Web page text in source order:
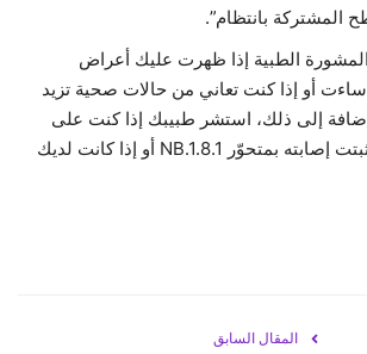
المشتركة بانتظام”.
الطبية إذا ظهرت عليك أعراض
إذا ساءت أو إذا كنت تعاني من حالات صحية تزيد
إلى ذلك، استشر طبيبك إذا كنت على
اتصال وثيق بشخص ثبتت إصابته بمتحوّر NB.1.8.1 أو إذا كانت لديك
المقال السابق